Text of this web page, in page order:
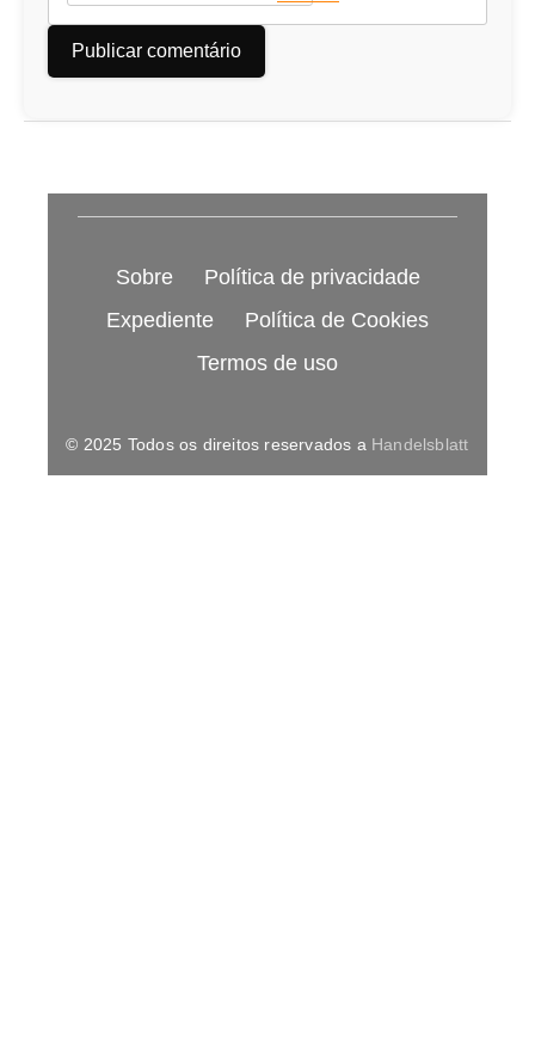
Sobre
Política de privacidade
Expediente
Política de Cookies
Termos de uso
© 2025 Todos os direitos reservados a Handelsblatt